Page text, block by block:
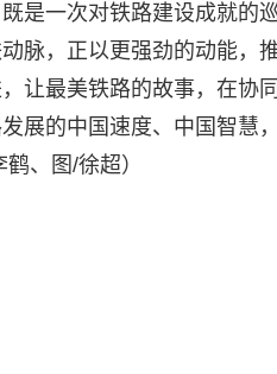
是一次对铁路建设成就的
脉，正以更强劲的动能，
让最美铁路的故事，在协
展的中国速度、中国智慧
、图/徐超）